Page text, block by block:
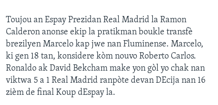
Toujou an Espay Prezidan Real Madrid la Ramon
Calderon anonse ekip la pratikman boukle transfè
brezilyen Marcelo kap jwe nan Fluminense. Marcelo,
ki gen 18 tan, konsidere kòm nouvo Roberto Carlos.
Ronaldo ak David Bekcham make yon gòl yo chak nan
viktwa 5 a 1 Real Madrid ranpòte devan DEcija nan 16
zièm de final Koup dEspay la.